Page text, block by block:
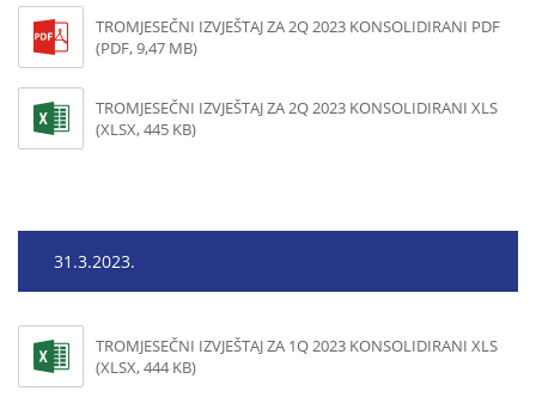
TROMJESEČNI IZVJEŠTAJ ZA 2Q 2023 KONSOLIDIRANI PDF
(PDF, 9,47 MB)
TROMJESEČNI IZVJEŠTAJ ZA 2Q 2023 KONSOLIDIRANI XLS
(XLSX, 445 KB)
31.3.2023.
TROMJESEČNI IZVJEŠTAJ ZA 1Q 2023 KONSOLIDIRANI XLS
(XLSX, 444 KB)